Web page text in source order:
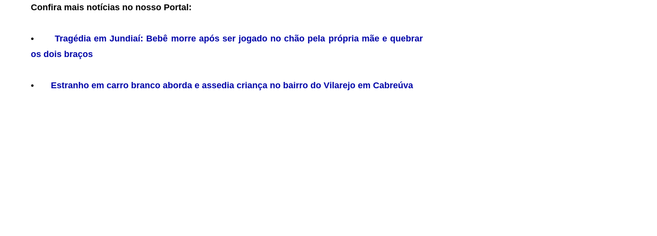
Confira mais notícias no nosso Portal:
•
Tragédia em Jundiaí: Bebê morre após ser jogado no chão pela própria mãe e quebrar
os dois braços
• Estranho em carro branco aborda e assedia criança no bairro do Vilarejo em Cabreúva